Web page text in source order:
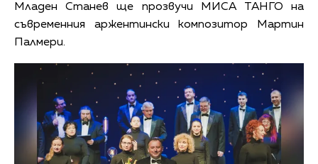
Младен Станев ще прозвучи МИСА ТАНГО на
съвременния аржентински композитор Мартин
Палмери.